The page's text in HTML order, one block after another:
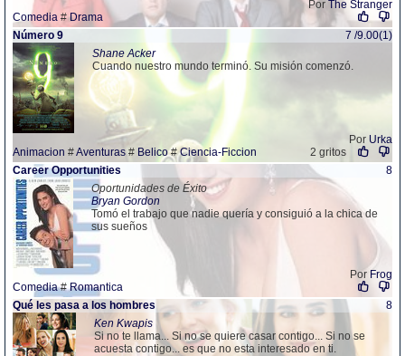
Por The Stranger
Comedia #Drama
Número 9
7 /9.00(1)
Shane Acker
Cuando nuestro mundo terminó. Su misión comenzó.
Por Urka
Animacion #Aventuras # Belico#Ciencia-Ficcion
2 gritos
Career Opportunities
8
Oportunidades de Éxito
Bryan Gordon
Tomó el trabajo que nadie quería y consiguió a la chica de
sus sueños
Por Frog
Comedia#Romantica
Qué les pasa a los hombres
8
Ken Kwapis
Si no te llama... Si no se quiere casar contigo... Si no se
acuesta contigo... es que no esta interesado en ti.